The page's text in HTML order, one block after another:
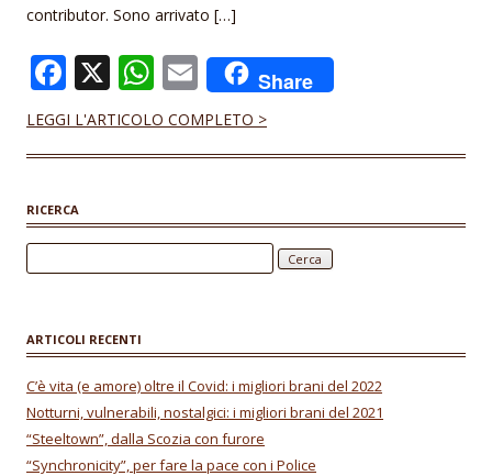
contributor. Sono arrivato […]
F
ac
e
o
o
k
X W
h
at
A
p
p
E
m
ai
Share
LEGGI L'ARTICOLO COMPLETO >
RICERCA
ARTICOLI RECENTI
C’è vita (e amore) oltre il Covid: i migliori brani del 2022
Notturni, vulnerabili, nostalgici: i migliori brani del 2021
“Steeltown”, dalla Scozia con furore
“Synchronicity”, per fare la pace con i Police